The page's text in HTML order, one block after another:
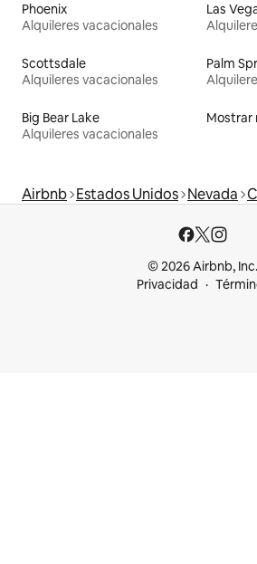
Phoenix
Alquileres vacacionales
Las
Scottsdale
Alquileres vacacionales
Palm
Big Bear Lake
Alquileres vacacionales
Mostrar
Airbnb Estados Unidos Nevada
© 2026 Airbnb, Inc.
Privacidad